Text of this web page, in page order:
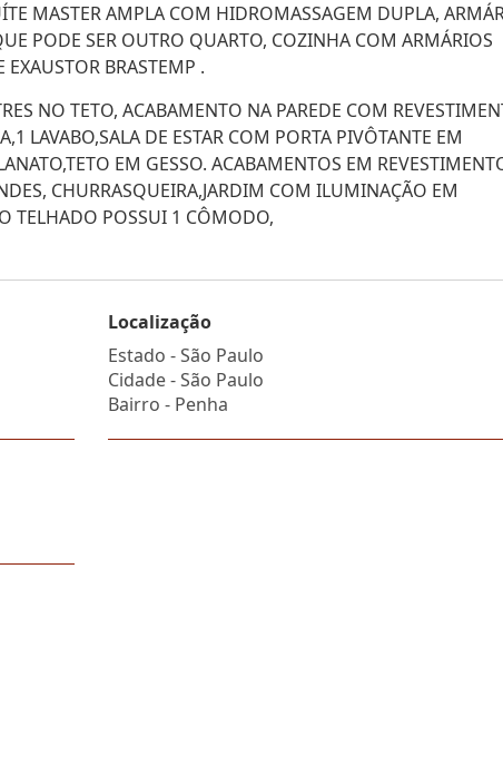
MASTER AMPLA COM HIDROMASSAGEM DUPLA,
PODE SER OUTRO QUARTO, COZINHA COM ARMÁRIOS
BRASTEMP .
NO TETO, ACABAMENTO NA PAREDE COM
LAVABO,SALA DE ESTAR COM PORTA PIVÔTANTE EM
EM GESSO. ACABAMENTOS EM
CHURRASQUEIRA,JARDIM COM ILUMINAÇÃO EM
TELHADO POSSUI 1 CÔMODO,
Localização
Estado -São Paulo
Cidade -São Paulo
Bairro - Penha